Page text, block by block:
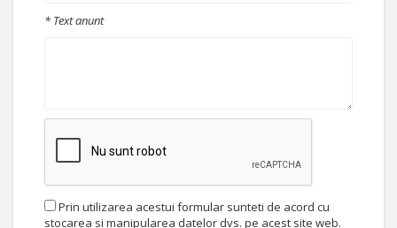
* Text anunt
Prin utilizarea acestui formular sunteti de acord cu
stocarea si manipularea datelor dvs. pe acest site web.